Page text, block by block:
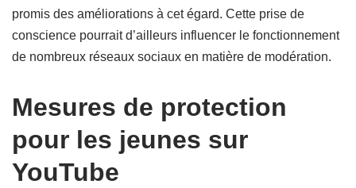
promis des améliorations à cet égard. Cette prise de
conscience pourrait d’ailleurs influencer le fonctionnement
de nombreux réseaux sociaux en matière de modération.
Mesures de protection
pour les jeunes sur
YouTube